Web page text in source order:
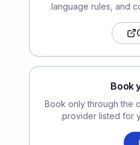
language rules, and
Book
Book only through the
provider listed for